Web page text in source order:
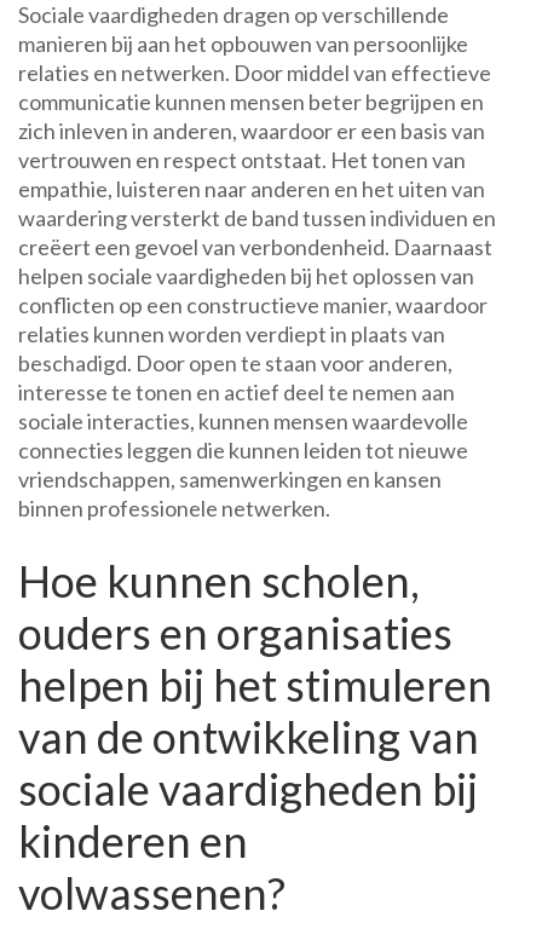
Sociale vaardigheden dragen op verschillende
manieren bij aan het opbouwen van persoonlijke
relaties en netwerken. Door middel van effectieve
communicatie kunnen mensen beter begrijpen en
zich inleven in anderen, waardoor er een basis van
vertrouwen en respect ontstaat. Het tonen van
empathie, luisteren naar anderen en het uiten van
waardering versterkt de band tussen individuen en
creëert een gevoel van verbondenheid. Daarnaast
helpen sociale vaardigheden bij het oplossen van
conflicten op een constructieve manier, waardoor
relaties kunnen worden verdiept in plaats van
beschadigd. Door open te staan voor anderen,
interesse te tonen en actief deel te nemen aan
sociale interacties, kunnen mensen waardevolle
connecties leggen die kunnen leiden tot nieuwe
vriendschappen, samenwerkingen en kansen
binnen professionele netwerken.
Hoe kunnen scholen,
ouders en organisaties
helpen bij het stimuleren
van de ontwikkeling van
sociale vaardigheden bij
kinderen en
volwassenen?